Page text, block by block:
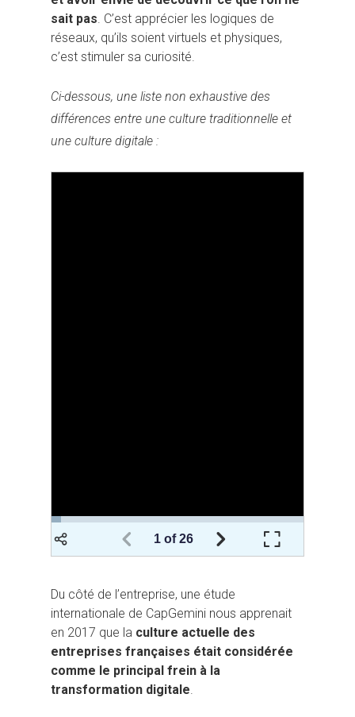
sait pas. C’est apprécier les logiques de
réseaux, qu’ils soient virtuels et physiques,
c’est stimuler sa curiosité.
Ci-dessous, une liste non exhaustive des
différences entre une culture traditionnelle et
une culture digitale :
Du côté de l’entreprise, une étude
internationale de CapGemini nous apprenait
en 2017 que la culture actuelle des
entreprises françaises était considérée
comme le principal frein à la
transformation digitale.